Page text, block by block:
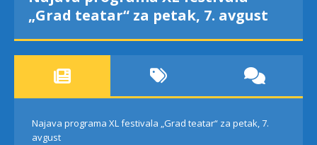
„Grad teatar“ za petak, 7. avgust
Najava programa XL festivala „Grad teatar“ za petak, 7.
avgust